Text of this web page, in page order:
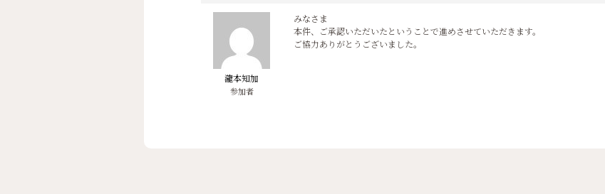
瀧本知加
参加者
みなさま
本件、ご承認いただいたということで進めさせていただきます。
ご協力ありがとうございました。